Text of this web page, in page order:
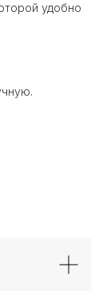
удобно